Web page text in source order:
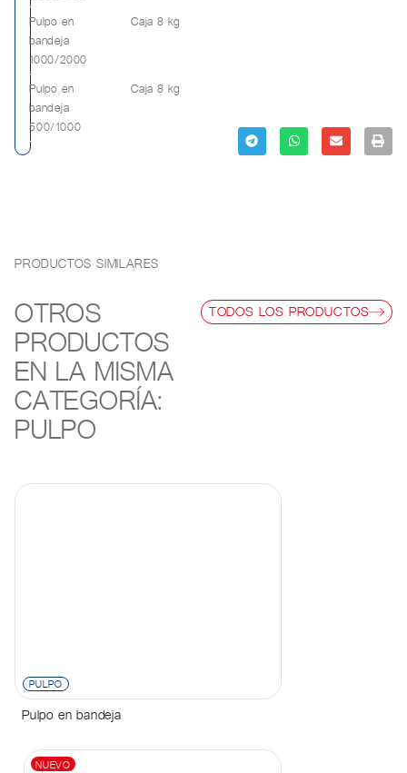
Pulpo en
bandeja
1000/2000
Caja 8 kg
Pulpo en
bandeja
500/1000
Caja 8 kg
PRODUCTOS SIMILARES
OTROS
PRODUCTOS
EN LA MISMA
CATEGORÍA:
PULPO
TODOS LOS PRODUCTOS
PULPO
Pulpo en bandeja
NUEVO